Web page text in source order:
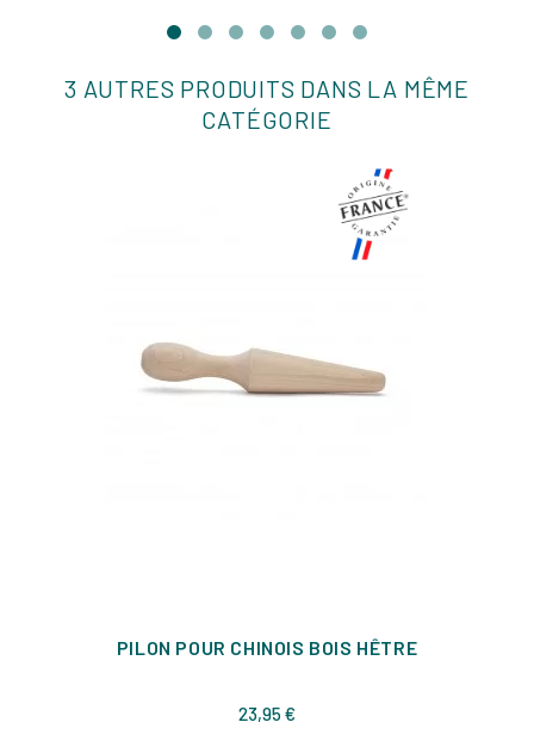
3 AUTRES PRODUITS DANS LA MÊME
CATÉGORIE
PILON POUR CHINOIS BOIS HÊTRE
23,95 €